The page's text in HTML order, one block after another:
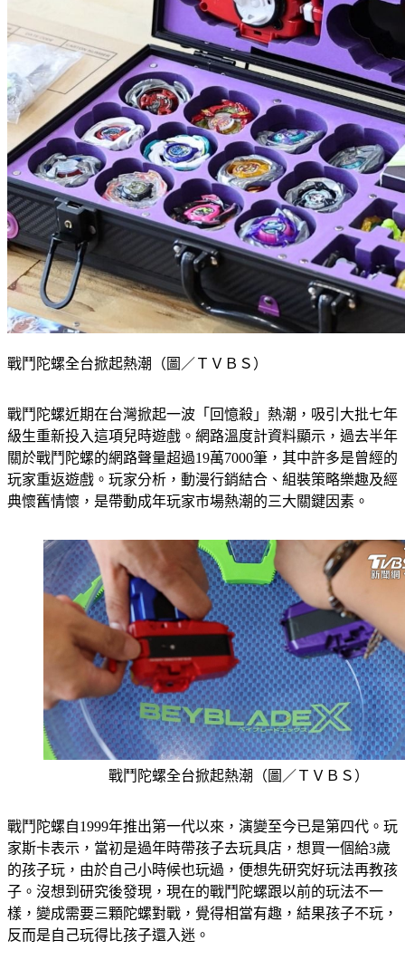
戰鬥陀螺全台掀起熱潮（圖／ＴＶＢＳ）
戰鬥陀螺近期在台灣掀起一波「回憶殺」熱潮，吸引大批七年
級生重新投入這項兒時遊戲。網路溫度計資料顯示，過去半年
關於戰鬥陀螺的網路聲量超過19萬7000筆，其中許多是曾經的
玩家重返遊戲。玩家分析，動漫行銷結合、組裝策略樂趣及經
典懷舊情懷，是帶動成年玩家市場熱潮的三大關鍵因素。
戰鬥陀螺全台掀起熱潮（圖／ＴＶＢＳ）
戰鬥陀螺自1999年推出第一代以來，演變至今已是第四代。玩
家斯卡表示，當初是過年時帶孩子去玩具店，想買一個給3歲
的孩子玩，由於自己小時候也玩過，便想先研究好玩法再教孩
子。沒想到研究後發現，現在的戰鬥陀螺跟以前的玩法不一
樣，變成需要三顆陀螺對戰，覺得相當有趣，結果孩子不玩，
反而是自己玩得比孩子還入迷。